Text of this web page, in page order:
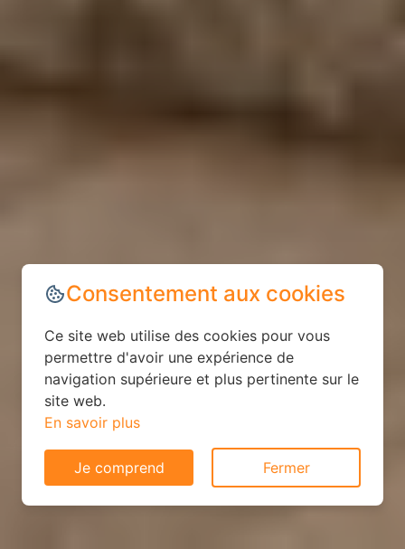
Consentement aux cookies
Ce site web utilise des cookies pour vous
permettre d'avoir une expérience de
navigation supérieure et plus pertinente sur le
site web.
En savoir plus
Je comprend Fermer